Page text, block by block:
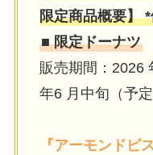
限定商品概要】
■ 限定ドーナツ
販売期間：2026
年6 月中旬（予定
『アーモンドピ